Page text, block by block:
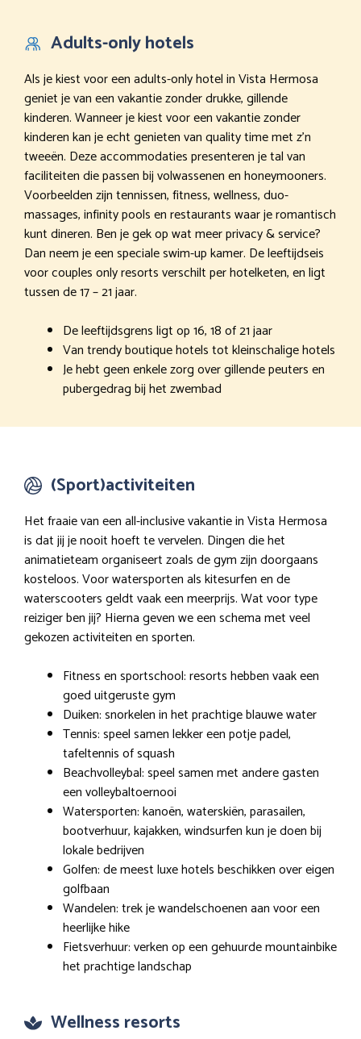
Adults-only hotels
Als je kiest voor een adults-only hotel in Vista Hermosa
geniet je van een vakantie zonder drukke, gillende
kinderen. Wanneer je kiest voor een vakantie zonder
kinderen kan je echt genieten van quality time met z’n
tweeën. Deze accommodaties presenteren je tal van
faciliteiten die passen bij volwassenen en honeymooners.
Voorbeelden zijn tennissen, fitness, wellness, duo-
massages, infinity pools en restaurants waar je romantisch
kunt dineren. Ben je gek op wat meer privacy & service?
Dan neem je een speciale swim-up kamer. De leeftijdseis
voor couples only resorts verschilt per hotelketen, en ligt
tussen de 17 – 21 jaar.
De leeftijdsgrens ligt op 16, 18 of 21 jaar
Van trendy boutique hotels tot kleinschalige hotels
Je hebt geen enkele zorg over gillende peuters en
pubergedrag bij het zwembad
(Sport)activiteiten
Het fraaie van een all-inclusive vakantie in Vista Hermosa
is dat jij je nooit hoeft te vervelen. Dingen die het
animatieteam organiseert zoals de gym zijn doorgaans
kosteloos. Voor watersporten als kitesurfen en de
waterscooters geldt vaak een meerprijs. Wat voor type
reiziger ben jij? Hierna geven we een schema met veel
gekozen activiteiten en sporten.
Fitness en sportschool: resorts hebben vaak een
goed uitgeruste gym
Duiken: snorkelen in het prachtige blauwe water
Tennis: speel samen lekker een potje padel,
tafeltennis of squash
Beachvolleybal: speel samen met andere gasten
een volleybaltoernooi
Watersporten: kanoën, waterskiën, parasailen,
bootverhuur, kajakken, windsurfen kun je doen bij
lokale bedrijven
Golfen: de meest luxe hotels beschikken over eigen
golfbaan
Wandelen: trek je wandelschoenen aan voor een
heerlijke hike
Fietsverhuur: verken op een gehuurde mountainbike
het prachtige landschap
Wellness resorts